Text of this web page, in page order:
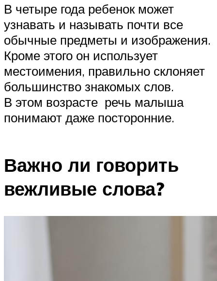
В четыре года ребенок может
узнавать и называть почти все
обычные предметы и изображения.
Кроме этого он использует
местоимения, правильно склоняет
большинство знакомых слов.
В этом возрасте речь малыша
понимают даже посторонние.
Важно ли говорить
вежливые слова?